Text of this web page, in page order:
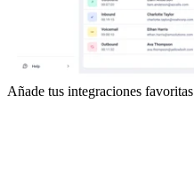
Añade tus integraciones favoritas